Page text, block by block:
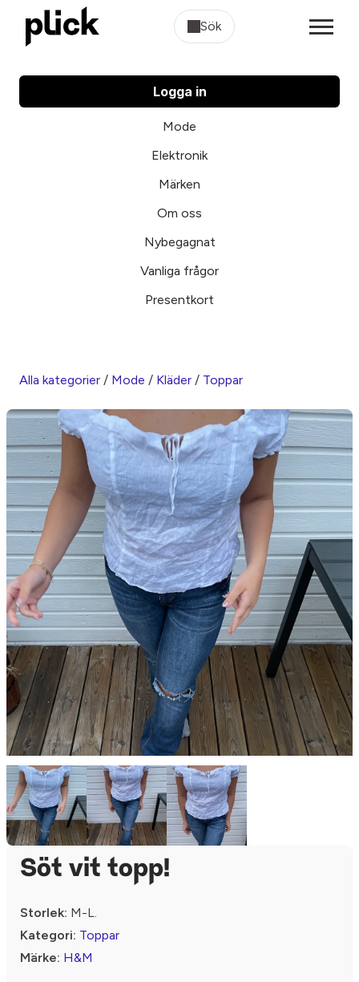
Sök
Logga in
Mode
Elektronik
Märken
Om oss
Nybegagnat
Vanliga frågor
Presentkort
Alla kategorier / Mode / Kläder / Toppar
Söt vit topp!
Storlek: M-L.
Kategori: Toppar
Märke: H&M